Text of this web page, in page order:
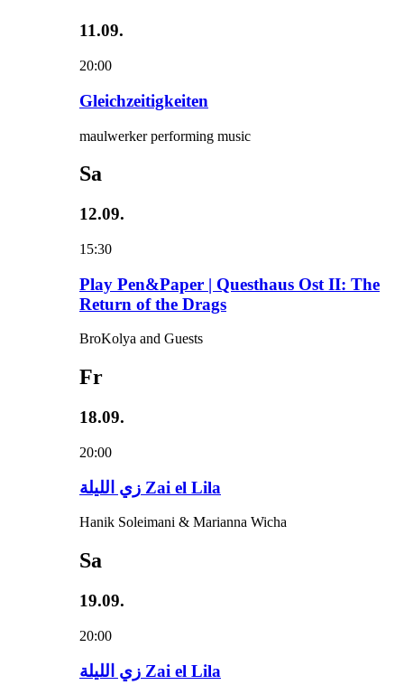
11.09.
20:00
Gleichzeitigkeiten
maulwerker performing music
Sa
12.09.
15:30
Play Pen&Paper | Questhaus Ost II: The
Return of the Drags
BroKolya and Guests
Fr
18.09.
20:00
زي‌ اللیلة Zai el Lila
Hanik Soleimani & Marianna Wicha
Sa
19.09.
20:00
زي‌ اللیلة Zai el Lila